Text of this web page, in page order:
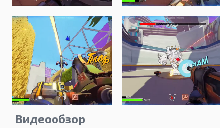
Видеообзор